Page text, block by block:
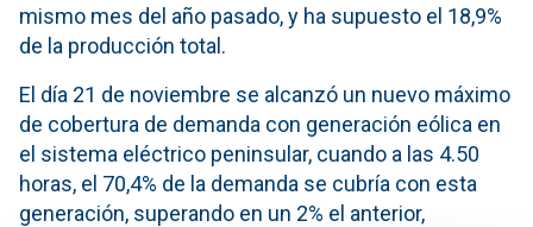
mismo mes del año pasado, y ha supuesto el 18,9%
de la producción total.
El día 21 de noviembre se alcanzó un nuevo máximo
de cobertura de demanda con generación eólica en
el sistema eléctrico peninsular, cuando a las 4.50
horas, el 70,4% de la demanda se cubría con esta
generación, superando en un 2% el anterior,